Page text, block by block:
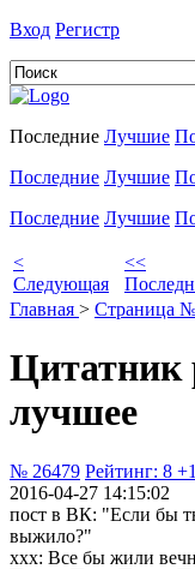
Вход Регистр
Последние Лучшие
Последние Лучшие
Последние Лучшие
<
Следующая
<<
Главная > Страница
Цитатник
лучшее
№ 26479 Рейтинг: 8 +1
2016-04-27 14:15:02
пост в ВК: "Если бы
выжило?"
xxx: Все бы жили